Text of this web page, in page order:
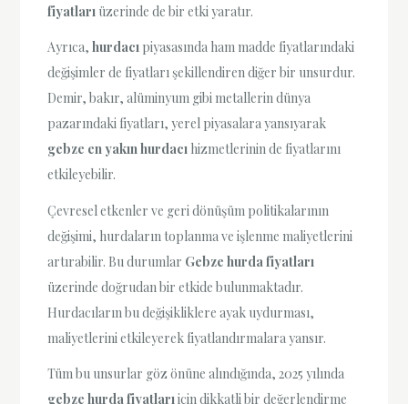
fiyatları üzerinde de bir etki yaratır.
Ayrıca,hurdacı piyasasında ham madde fiyatlarındaki
değişimler de fiyatları şekillendiren diğer bir unsurdur.
Demir, bakır, alüminyum gibi metallerin dünya
pazarındaki fiyatları, yerel piyasalara yansıyarak
gebze en yakın hurdacı hizmetlerinin de fiyatlarını
etkileyebilir.
Çevresel etkenler ve geri dönüşüm politikalarının
değişimi, hurdaların toplanma ve işlenme maliyetlerini
artırabilir. Bu durumlar Gebze hurda fiyatları
üzerinde doğrudan bir etkide bulunmaktadır.
Hurdacıların bu değişikliklere ayak uydurması,
maliyetlerini etkileyerek fiyatlandırmalara yansır.
Tüm bu unsurlar göz önüne alındığında, 2025 yılında
gebze hurda fiyatları için dikkatli bir değerlendirme